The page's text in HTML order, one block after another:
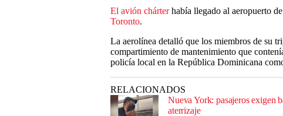
El avión chárterhabía llegado al aeropuerto
Toronto.
La aerolínea detalló que los miembros de su
compartimiento de mantenimiento que
policía local en la República Dominicana
RELACIONADOS
Nueva York: pasajeros exigen
aterrizaje